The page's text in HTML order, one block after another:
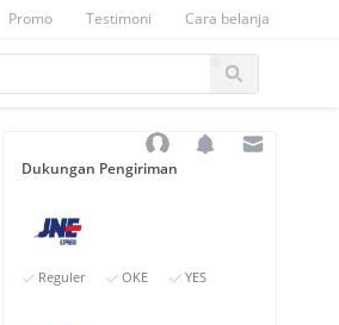
Promo Testimoni Cara belanja
Dukungan Pengiriman
Reguler OKE YES